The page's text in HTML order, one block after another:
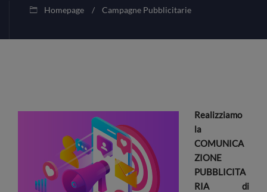
Homepage Campagne Pubblicitarie
Realizziamo
la
COMUNICA
ZIONE
PUBBLICITA
RIA di